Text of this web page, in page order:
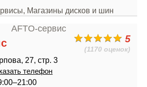
Магазины дисков и шин
5
(1170 оценок)
27, стр. 3
телефон